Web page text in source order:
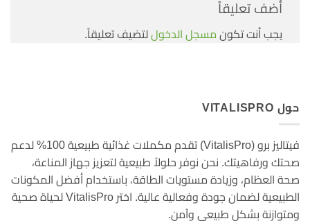
حول VITALISPRO
فيتاليز برو (VitalisPro) تقدم مكملات غذائية طبيعية 100% لدعم
صحتك ورفاهيتك. نحن نوفر حلولاً طبيعية لتعزيز جهاز المناعة،
صحة العظام، وزيادة مستويات الطاقة، باستخدام أفضل المكونات
الطبيعية لضمان جودة وفعالية عالية. اختر VitalisPro لحياة صحية
ومتوازنة بشكل طبيعي وآمن.
أضف تعليقاً
يجب أنت تكون مسجل الدخول لتضيف تعليقاً.